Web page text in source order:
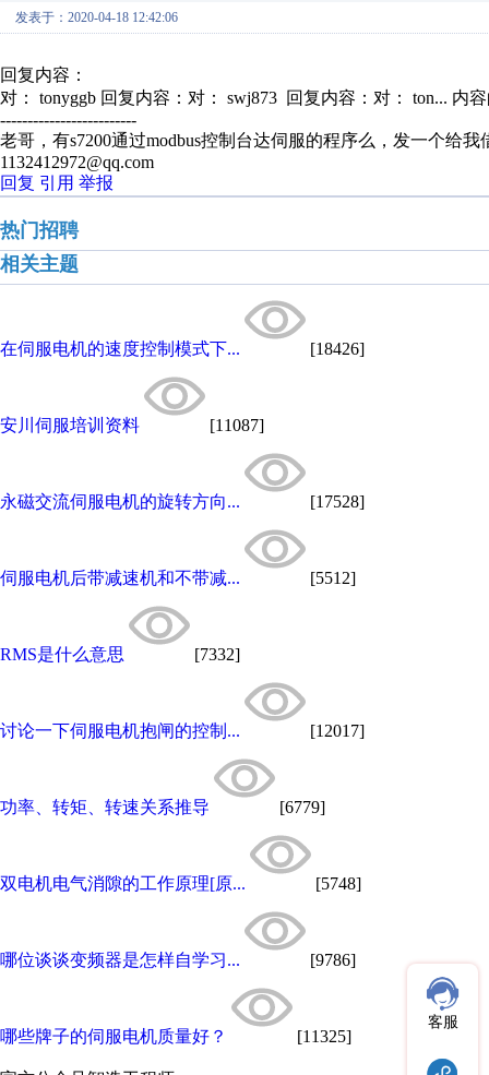
发表于：2020-04-18 12:42:06
回复内容：
对： tonyggb 回复内容：对： swj873 回复内容：对： ton... 内
-------------------------
老哥，有s7200通过modbus控制台达伺服的程序么，发一个给我
1132412972@qq.com
回复 引用 举报
热门招聘
相关主题
在伺服电机的速度控制模式下... [18426]
安川伺服培训资料 [11087]
永磁交流伺服电机的旋转方向... [17528]
伺服电机后带减速机和不带减... [5512]
RMS是什么意思 [7332]
讨论一下伺服电机抱闸的控制... [12017]
功率、转矩、转速关系推导 [6779]
双电机电气消隙的工作原理[原... [5748]
哪位谈谈变频器是怎样自学习... [9786]
哪些牌子的伺服电机质量好？ [11325]
客服